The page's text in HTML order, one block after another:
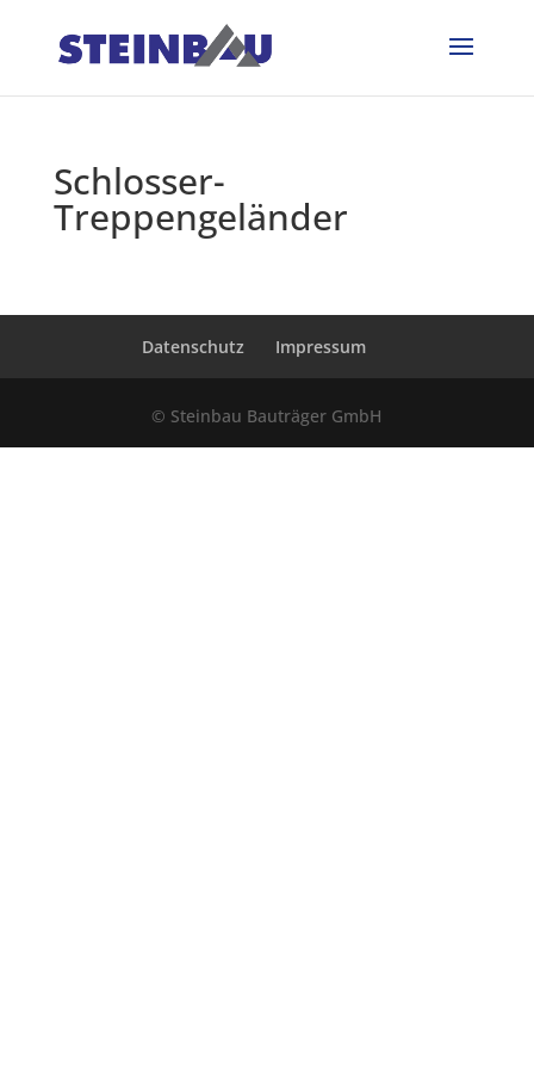
Schlosser-
Treppengeländer
Datenschutz Impressum
© Steinbau Bauträger GmbH